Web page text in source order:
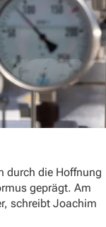
durch die Hoffnung
geprägt. Am
schreibt Joachim